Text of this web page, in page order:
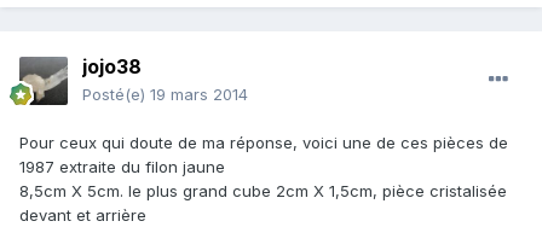
jojo38
Posté(e) 19 mars 2014
Pour ceux qui doute de ma réponse, voici une de ces pièces de
1987 extraite du filon jaune
8,5cm X 5cm. le plus grand cube 2cm X 1,5cm, pièce cristalisée
devant et arrière